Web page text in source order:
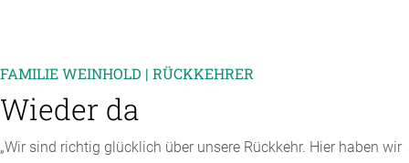
FAMILIE WEINHOLD | RÜCKKEHRER
Wieder da
„Wir sind richtig glücklich über unsere Rückkehr. Hier haben wir